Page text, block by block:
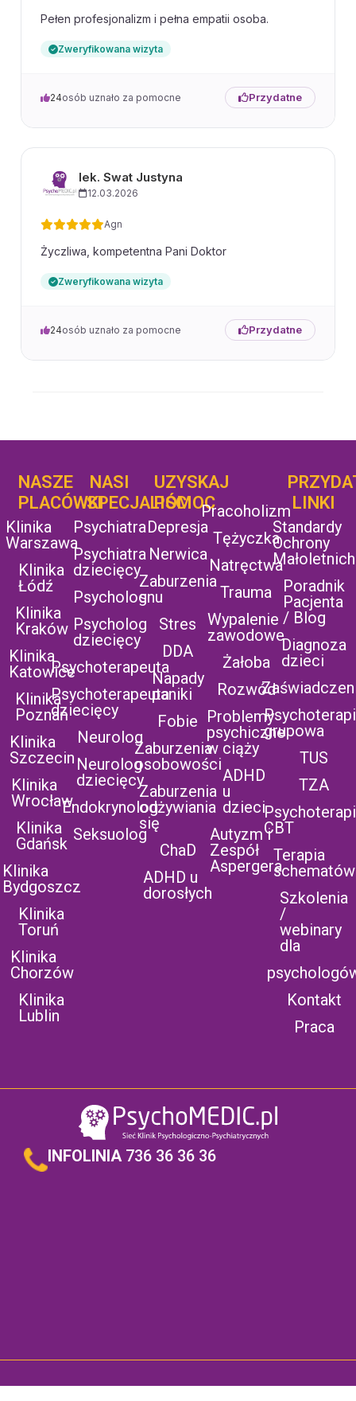
Pełen profesjonalizm i pełna empatii osoba.
Zweryfikowana wizyta
24osób uznało za pomocne Przydatne
lek. Swat Justyna
12.03.2026
Agn
Życzliwa, kompetentna Pani Doktor
Zweryfikowana wizyta
24osób uznało za pomocne Przydatne
NASZE
PLACÓWKI
Klinika
Warszawa
Klinika
Łódź
Klinika
Kraków
Klinika
Katowice
Klinika
Poznań
Klinika
Szczecin
Klinika
Wrocław
Klinika
Gdańsk
Klinika
Bydgoszcz
Klinika
Toruń
Klinika
Chorzów
Klinika
Lublin
NASI
SPECJALIŚCI
Psychiatra
Psychiatra
dziecięcy
Psycholog
Psycholog
dziecięcy
Psychoterapeuta
Psychoterapeuta
dziecięcy
Neurolog
Neurolog
dziecięcy
Endokrynolog
Seksuolog
UZYSKAJ
POMOC
Depresja
Nerwica
Zaburzenia
snu
Stres
DDA
Napady
paniki
Fobie
Zaburzenia
osobowości
Zaburzenia
odżywiania
się
ChaD
ADHD u
dorosłych
UZYSKAJ
POMOC
Pracoholizm
Tężyczka
Natręctwa
Trauma
Wypalenie
zawodowe
Żałoba
Rozwód
Problemy
psychiczne
w ciąży
ADHD
u
dzieci
Autyzm i
Zespół
Aspergera
LINKI
Standardy
Ochrony
Małoletnich
Poradnik
Pacjenta
/ Blog
Diagnoza
dzieci
grupowa
TUS
TZA
CBT
Terapia
schematów
Szkolenia
/
webinary
dla
Kontakt
Praca
INFOLINIA 736 36 36 36